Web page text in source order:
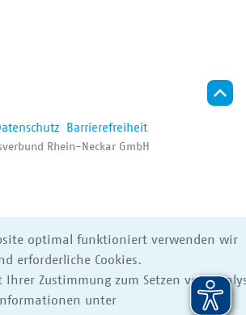
optimal funktioniert verwenden wir
erforderliche Cookies.
Ihrer Zustimmung zum Setzen von
unter
Barrierefreiheit
Rhein-Neckar GmbH